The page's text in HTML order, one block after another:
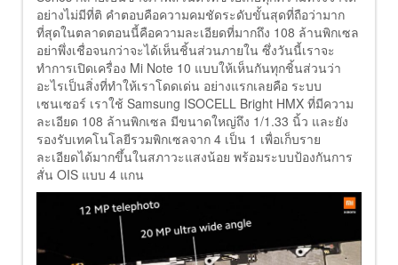
อย่างไม่มีที่ติ คำตอบคือความคมชัดระดับขั้นสุดที่ถือว่ามาก
ที่สุดในตลาดตอนนี้คือความละเอียดที่มากถึง 108 ล้านพิกเซล
อย่าพึ่งเชื่อจนกว่าจะได้เห็นชิ้นส่วนภายใน ซึ่งวันนี้เราจะ
ทำการเปิดเครื่อง Mi Note 10 แบบให้เห็นกันทุกชิ้นส่วนว่า
อะไรเป็นสิ่งที่ทำให้เราโดดเด่น อย่างแรกเลยคือ ระบบ
เซนเซอร์ เราใช้ Samsung ISOCELL Bright HMX ที่มีความ
ละเอียด 108 ล้านพิกเซล มีขนาดใหญ่ถึง 1/1.33 นิ้ว และยัง
รองรับเทคโนโลยีรวมพิกเซลจาก 4 เป็น 1 เพื่อเก็บราย
ละเอียดได้มากขึ้นในสภาวะแสงน้อย พร้อมระบบป้องกันการ
สั่น OIS แบบ 4 แกน